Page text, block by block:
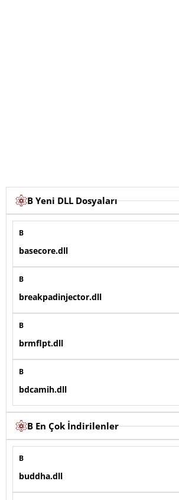
B Yeni DLL Dosyaları
B
basecore.dll
B
breakpadinjector.dll
B
brmflpt.dll
B
bdcamih.dll
B En Çok İndirilenler
B
buddha.dll